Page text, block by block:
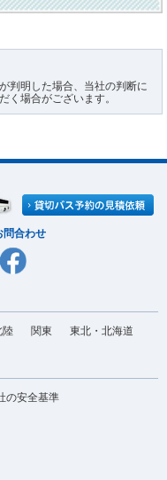
判明した場合、当社の判断に
く場合がございます。
問合わせ
陸 関東 東北・北海道
の安全基準